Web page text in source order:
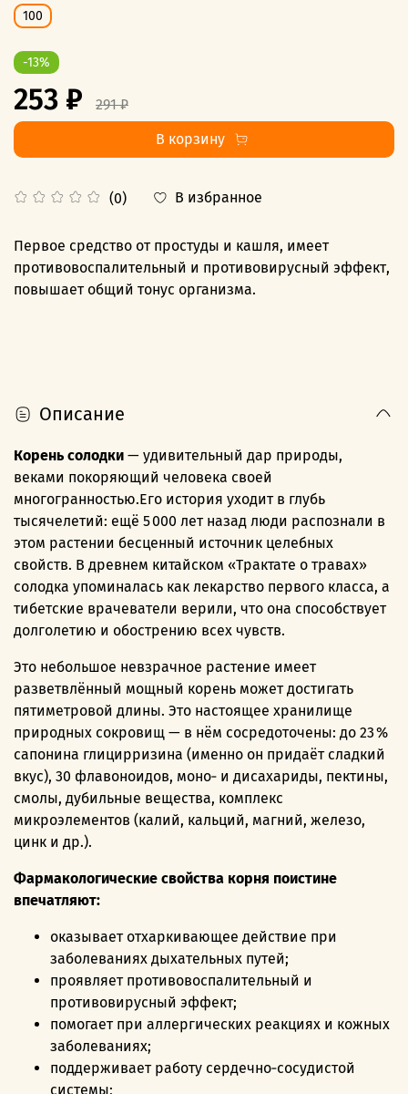
(0) В избранное
100
-13%
253 ₽
291 ₽
В корзину
Первое средство от простуды и кашля, имеет
противовоспалительный и противовирусный эффект,
повышает общий тонус организма.
Описание
Корень солодки — удивительный дар природы,
веками покоряющий человека своей
многогранностью.Его история уходит в глубь
тысячелетий: ещё 5 000 лет назад люди распознали в
этом растении бесценный источник целебных
свойств. В древнем китайском «Трактате о травах»
солодка упоминалась как лекарство первого класса, а
тибетские врачеватели верили, что она способствует
долголетию и обострению всех чувств.
Это небольшое невзрачное растение имеет
разветвлённый мощный корень может достигать
пятиметровой длины. Это настоящее хранилище
природных сокровищ — в нём сосредоточены: до 23 %
сапонина глицирризина (именно он придаёт сладкий
вкус), 30 флавоноидов, моно‑ и дисахариды, пектины,
смолы, дубильные вещества, комплекс
микроэлементов (калий, кальций, магний, железо,
цинк и др.).
Фармакологические свойства корня поистине
впечатляют:
оказывает отхаркивающее действие при
заболеваниях дыхательных путей;
проявляет противовоспалительный и
противовирусный эффект;
помогает при аллергических реакциях и кожных
заболеваниях;
поддерживает работу сердечно‑сосудистой
системы;